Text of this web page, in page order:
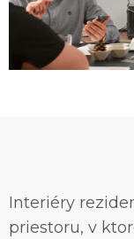
Interiéry
priestoru, v